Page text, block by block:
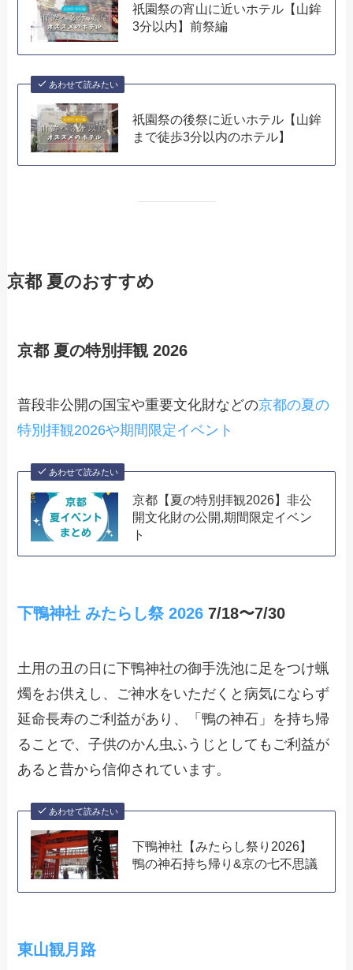
祇園祭の宵山に近いホテル【山鉾
3分以内】前祭編
あわせて読みたい
祇園祭の後祭に近いホテル【山鉾
まで徒歩3分以内のホテル】
京都 夏のおすすめ
京都 夏の特別拝観 2026
普段非公開の国宝や重要文化財などの京都の夏の
特別拝観2026や期間限定イベント
あわせて読みたい
京都【夏の特別拝観2026】非公
開文化財の公開,期間限定イベン
ト
下鴨神社 みたらし祭 2026 7/18〜7/30
土用の丑の日に下鴨神社の御手洗池に足をつけ蝋
燭をお供えし、ご神水をいただくと病気にならず
延命長寿のご利益があり、「鴨の神石」を持ち帰
ることで、子供のかん虫ふうじとしてもご利益が
あると昔から信仰されています。
あわせて読みたい
下鴨神社【みたらし祭り2026】
鴨の神石持ち帰り&京の七不思議
東山観月路